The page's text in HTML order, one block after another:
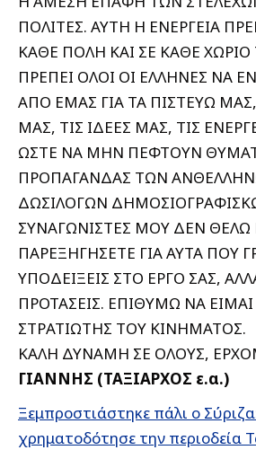
ΠΟΛΙΤΕΣ. ΑΥΤΗ Η ΕΝΕΡΓΕΙΑ
ΚΑΘΕ ΠΟΛΗ ΚΑΙ ΣΕ ΚΑΘΕ
ΠΡΕΠΕΙ ΟΛΟΙ ΟΙ ΕΛΛΗΝΕΣ ΝΑ
ΑΠΟ ΕΜΑΣ ΓΙΑ ΤΑ ΠΙΣΤΕΥΩ
ΜΑΣ, ΤΙΣ ΙΔΕΕΣ ΜΑΣ, ΤΙΣ
ΩΣΤΕ ΝΑ ΜΗΝ ΠΕΦΤΟΥΝ
ΠΡΟΠΑΓΑΝΔΑΣ ΤΩΝ
ΔΩΣΙΛΟΓΩΝ
ΣΥΝΑΓΩΝΙΣΤΕΣ ΜΟΥ ΔΕΝ
ΠΑΡΕΞΗΓΗΣΕΤΕ ΓΙΑ ΑΥΤΑ ΠΟΥ
ΥΠΟΔΕΙΞΕΙΣ ΣΤΟ ΕΡΓΟ ΣΑΣ,
ΠΡΟΤΑΣΕΙΣ. ΕΠΙΘΥΜΩ ΝΑ
ΣΤΡΑΤΙΩΤΗΣ ΤΟΥ ΚΙΝΗΜΑΤΟΣ.
ΚΑΛΗ ΔΥΝΑΜΗ ΣΕ ΟΛΟΥΣ,
ΓΙΑΝΝΗΣ (ΤΑΞΙΑΡΧΟΣ ε.α.)
Ξεμπροστιάστηκε πάλι ο
χρηματοδότησε την περιοδεία